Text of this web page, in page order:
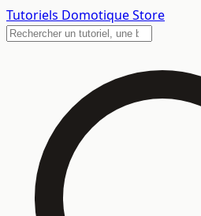
Tutoriels Domotique Store